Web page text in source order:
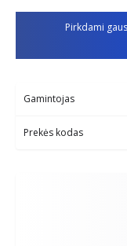
Pirkdami
Gamintojas
Prekės kodas